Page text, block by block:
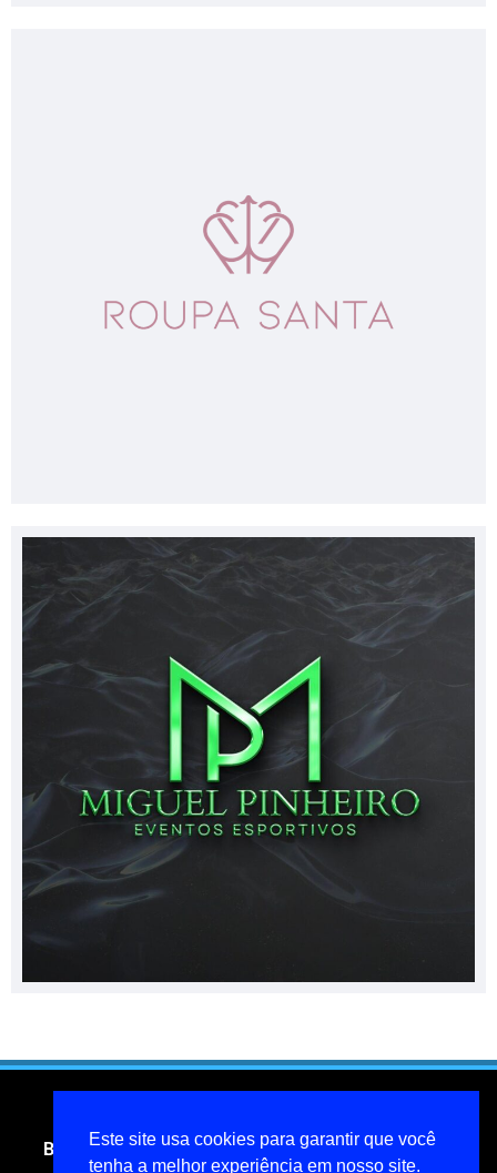
Blog do jornalista Miguel Pinheiro- todos os direitos
reservados
Este site usa cookies para garantir que você
tenha a melhor experiência em nosso site.